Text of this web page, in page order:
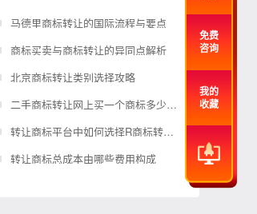
马德里商标转让的国际流程与要点
商标买卖与商标转让的异同点解析
北京商标转让类别选择攻略
二手商标转让网上买一个商标多少钱？
转让商标平台中如何选择R商标转让？
转让商标总成本由哪些费用构成
免费
咨询
我的
收藏